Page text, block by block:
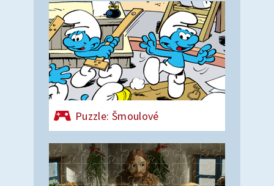
Puzzle: Šmoulové